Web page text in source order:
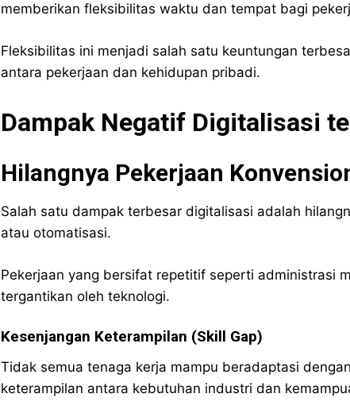
memberikan fleksibilitas waktu dan tempat bagi
Fleksibilitas ini menjadi salah satu keuntungan
antara pekerjaan dan kehidupan pribadi.
Dampak Negatif Digitalisasi
Hilangnya Pekerjaan
Salah satu dampak terbesar digitalisasi adalah
atau otomatisasi.
Pekerjaan yang bersifat repetitif seperti administrasi
tergantikan oleh teknologi.
Kesenjangan Keterampilan (Skill Gap)
Tidak semua tenaga kerja mampu beradaptasi
keterampilan antara kebutuhan industri dan